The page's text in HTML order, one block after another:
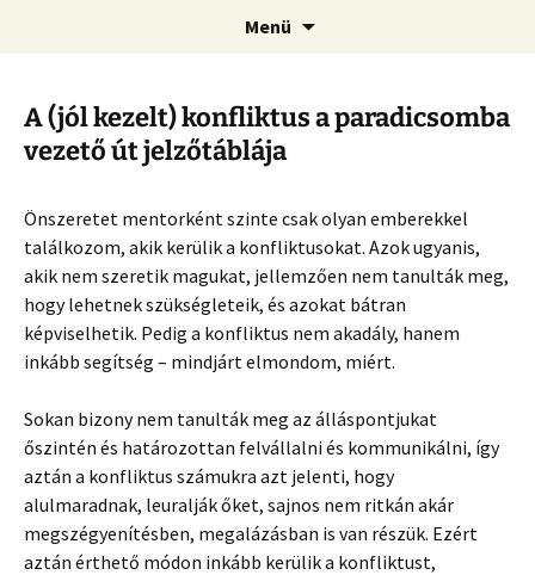
Menü
A (jól kezelt) konfliktus a paradicsomba
vezető út jelzőtáblája
Önszeretet mentorként szinte csak olyan emberekkel
találkozom, akik kerülik a konfliktusokat. Azok ugyanis,
akik nem szeretik magukat, jellemzően nem tanulták meg,
hogy lehetnek szükségleteik, és azokat bátran
képviselhetik. Pedig a konfliktus nem akadály, hanem
inkább segítség – mindjárt elmondom, miért.
Sokan bizony nem tanulták meg az álláspontjukat
őszintén és határozottan felvállalni és kommunikálni, így
aztán a konfliktus számukra azt jelenti, hogy
alulmaradnak, leuralják őket, sajnos nem ritkán akár
megszégyenítésben, megalázásban is van részük. Ezért
aztán érthető módon inkább kerülik a konfliktust,